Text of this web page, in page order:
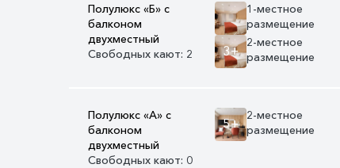
Полулюкс «Б» с
балконом
двухместный
Свободных кают: 2
1-местное
размещение
3+
2-местное
размещение
Полулюкс «А» с
балконом
двухместный
Свободных кают: 0
5+
2-местное
размещение